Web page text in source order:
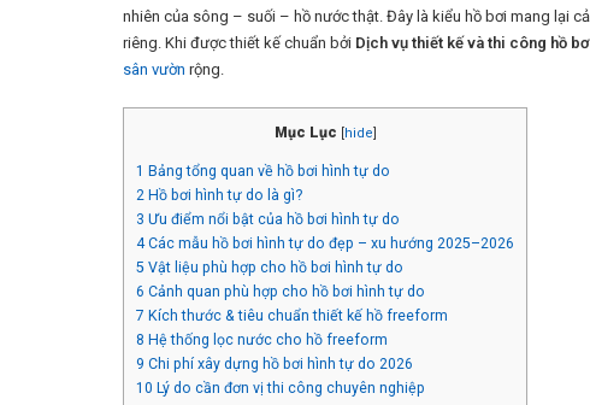
nhiên của sông – suối – hồ nước thật. Đây là kiểu hồ bơi mang lại
riêng. Khi được thiết kế chuẩn bởi Dịch vụ thiết kế và thi công hồ
sân vườn rộng.
Mục Lục [hide]
1 Bảng tổng quan về hồ bơi hình tự do
2 Hồ bơi hình tự do là gì?
3 Ưu điểm nổi bật của hồ bơi hình tự do
4Các mẫu hồ bơi hình tự do đẹp – xu hướng 2025–2026
5 Vật liệu phù hợp cho hồ bơi hình tự do
6 Cảnh quan phù hợp cho hồ bơi hình tự do
7 Kích thước & tiêu chuẩn thiết kế hồ freeform
8 Hệ thống lọc nước cho hồ freeform
9 Chi phí xây dựng hồ bơi hình tự do 2026
10 Lý do cần đơn vị thi công chuyên nghiệp